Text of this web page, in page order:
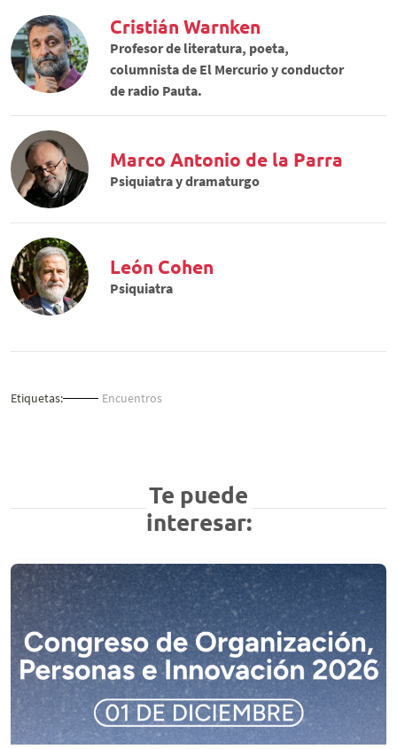
Cristián Warnken
Profesor de literatura, poeta,
columnista de El Mercurio y conductor
de radio Pauta.
Marco Antonio de la Parra
Psiquiatra y dramaturgo
León Cohen
Psiquiatra
Etiquetas: Encuentros
Te puede
interesar: